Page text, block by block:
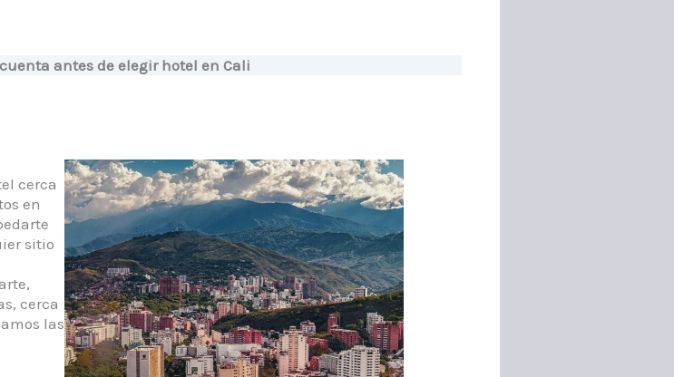
antes de elegir hotel en Cali
cerca
en
sitio
cerca
las